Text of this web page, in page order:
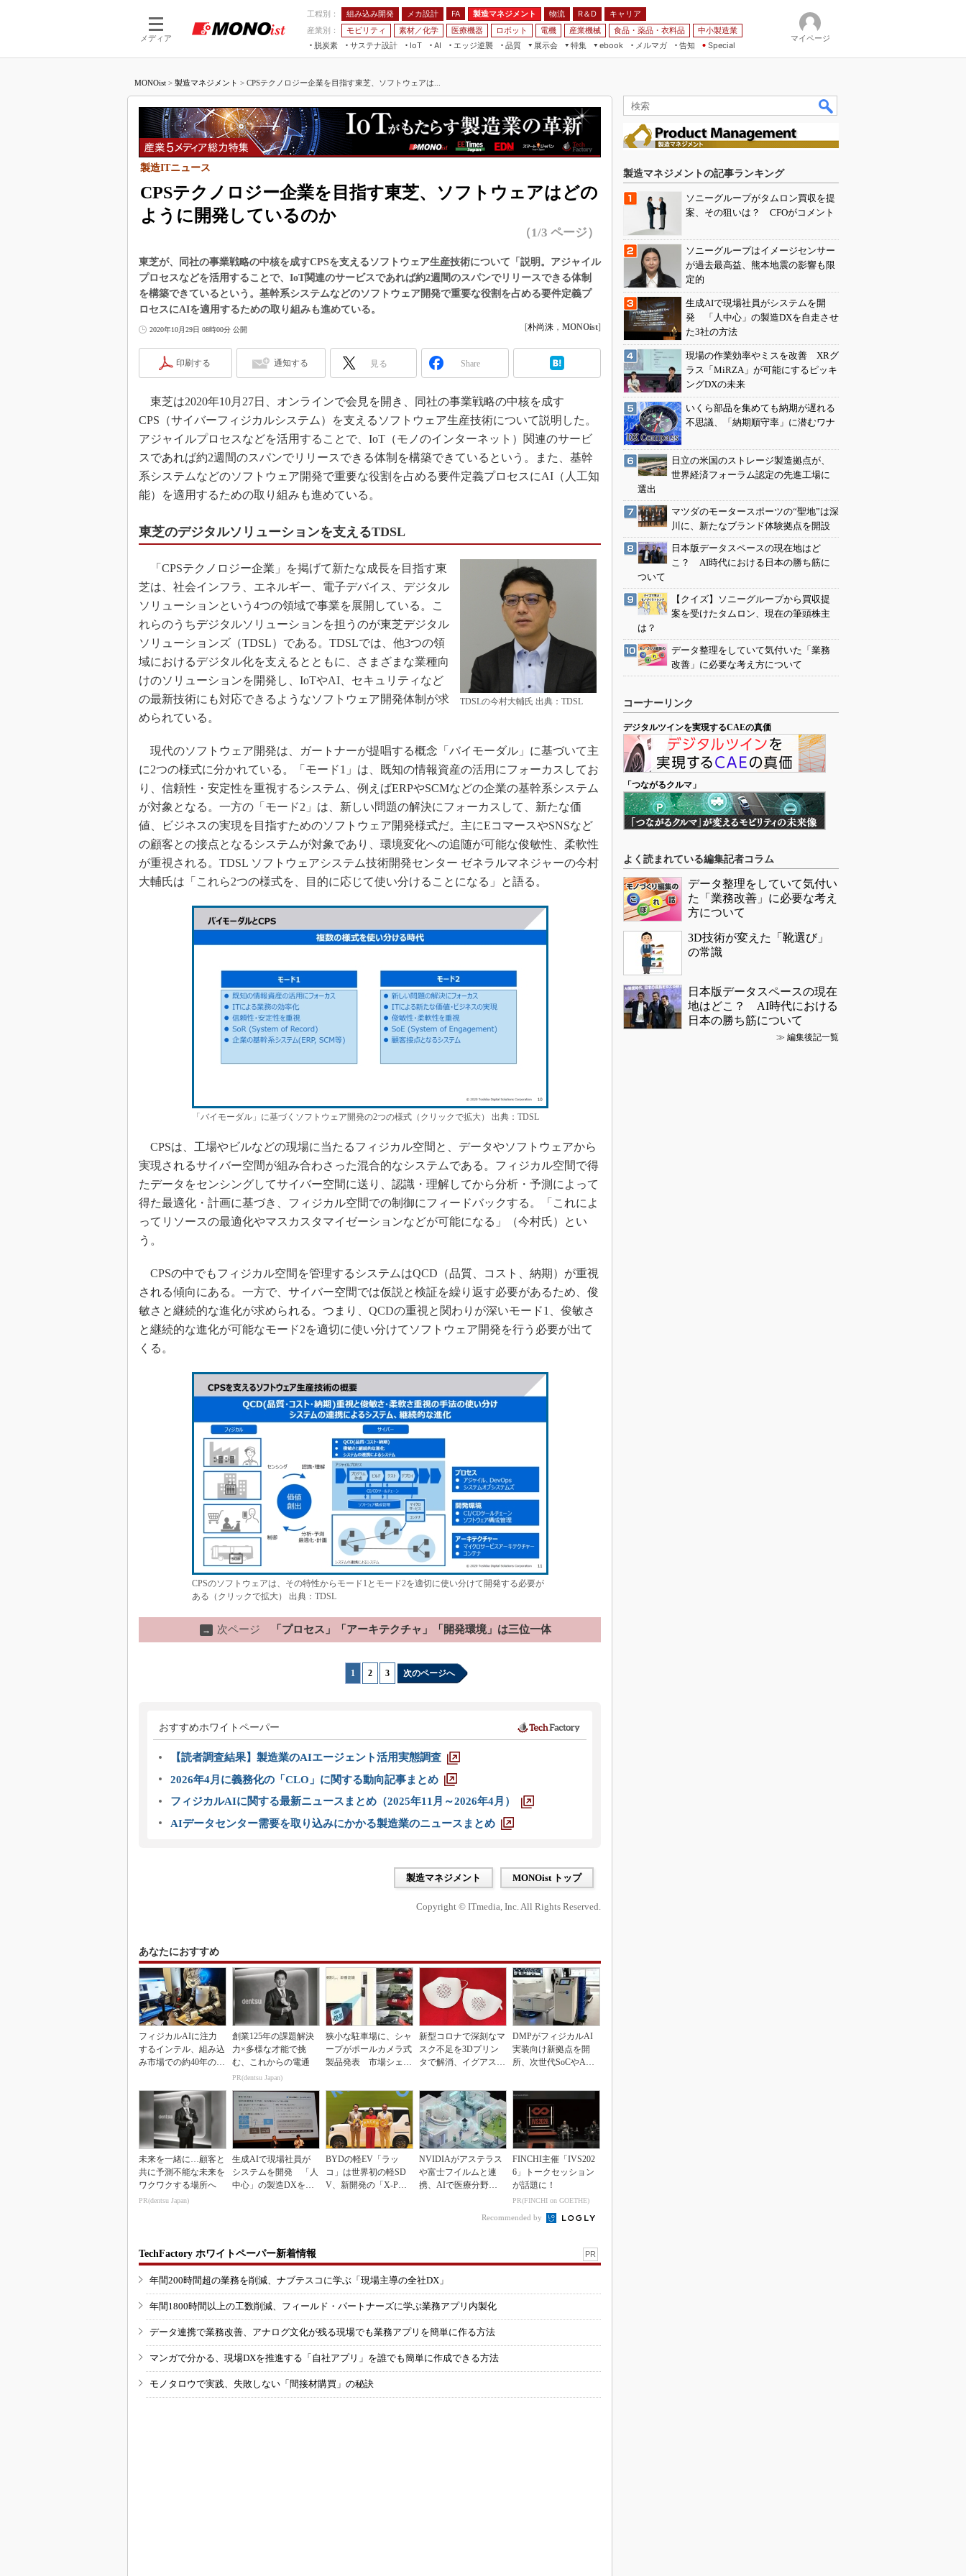
メディア
工程別： 組み込み開発 メカ設計 FA 製造マネジメント 物流 R＆D
キャリア
産業別：
モビリティ 素材／化学 医療機器 ロボット 電機 産業機械 食品・薬品・衣料品
中小製造業
脱炭素
サステナ設計
IoT
つながる工場
つながるサービス
AI
AI×設備保全
Physical AI
エッジ逆襲 品質
展示会
JIMTOF
組込み/エッジ コンピューティング
展＆IoT/5Gソリューション展
IIFES
国際ロボット展
ジャパンモビリティショー
TECHNO-FRONTIER
EdgeTech+
日本ものづくりワールド
特集
つながるクルマ
5G
VR／AR
フィールドサービス
組み込み画像技術
車載ソフト開発
ISO26262
デジタルツインとCAE
S＆OP
インダストリー4.0
イノベーション
製造業ビッグデータ
メイドインジャパン
植物工場
制御セキュリティ
新型コロナへの対応
ebook
製造マネジメント
FA
モビリティ
メルマガ
告知 Special
マイページ
MONOist > 製造マネジメント > CPSテクノロジー企業を目指す東芝、ソフトウェアは...
CPSテクノロジー企業を目指す東芝、ソフトウェアはどの
ように開発しているのか
製造ITニュース
（1/3 ページ）
東芝が、同社の事業戦略の中核を成すCPSを支えるソフトウェア生産技術について「説明。アジャイル
プロセスなどを活用することで、IoT関連のサービスであれば約2週間のスパンでリリースできる体制
を構築できているという。基幹系システムなどのソフトウェア開発で重要な役割を占める要件定義プ
ロセスにAIを適用するための取り組みも進めている。
2020年10月29日 08時00分 公開 [朴尚洙 ， MONOist]
印刷する 通知する 見る Share
東芝は2020年10月27日、オンラインで会見を開き、同社の事業戦略の中核を成す
CPS（サイバーフィジカルシステム）を支えるソフトウェア生産技術について説明した。
アジャイルプロセスなどを活用することで、IoT（モノのインターネット）関連のサービ
スであれば約2週間のスパンでリリースできる体制を構築できているという。また、基幹
系システムなどのソフトウェア開発で重要な役割を占める要件定義プロセスにAI（人工知
能）を適用するための取り組みも進めている。
東芝のデジタルソリューションを支えるTDSL
TDSLの今村大輔氏 出典：TDSL
「CPSテクノロジー企業」を掲げて新たな成長を目指す東
芝は、社会インフラ、エネルギー、電子デバイス、デジタル
ソリューションという4つの領域で事業を展開している。こ
れらのうちデジタルソリューションを担うのが東芝デジタル
ソリューションズ（TDSL）である。TDSLでは、他3つの領
域におけるデジタル化を支えるとともに、さまざまな業種向
けのソリューションを開発し、IoTやAI、セキュリティなど
の最新技術にも対応できるようなソフトウェア開発体制が求
められている。
現代のソフトウェア開発は、ガートナーが提唱する概念「バイモーダル」に基づいて主
に2つの様式に分かれている。「モード1」は、既知の情報資産の活用にフォーカスしてお
り、信頼性・安定性を重視するシステム、例えばERPやSCMなどの企業の基幹系システム
が対象となる。一方の「モード2」は、新しい問題の解決にフォーカスして、新たな価
値、ビジネスの実現を目指すためのソフトウェア開発様式だ。主にEコマースやSNSなど
の顧客との接点となるシステムが対象であり、環境変化への追随が可能な俊敏性、柔軟性
が重視される。TDSL ソフトウェアシステム技術開発センター ゼネラルマネジャーの今村
大輔氏は「これら2つの様式を、目的に応じて使い分けることになる」と語る。
「バイモーダル」に基づくソフトウェア開発の2つの様式（クリックで拡大） 出典：TDSL
CPSは、工場やビルなどの現場に当たるフィジカル空間と、データやソフトウェアから
実現されるサイバー空間が組み合わさった混合的なシステムである。フィジカル空間で得
たデータをセンシングしてサイバー空間に送り、認識・理解してから分析・予測によって
得た最適化・計画に基づき、フィジカル空間での制御にフィードバックする。「これによ
ってリソースの最適化やマスカスタマイゼーションなどが可能になる」（今村氏）とい
う。
CPSの中でもフィジカル空間を管理するシステムはQCD（品質、コスト、納期）が重視
される傾向にある。一方で、サイバー空間では仮説と検証を繰り返す必要があるため、俊
敏さと継続的な進化が求められる。つまり、QCDの重視と関わりが深いモード1、俊敏さ
と継続的な進化が可能なモード2を適切に使い分けてソフトウェア開発を行う必要が出て
くる。
CPSのソフトウェアは、その特性からモード1とモード2を適切に使い分けて開発する必要が
ある（クリックで拡大） 出典：TDSL
→ 次ページ 「プロセス」「アーキテクチャ」「開発環境」は三位一体
1 2 3 次のページへ
おすすめホワイトペーパー
【読者調査結果】製造業のAIエージェント活用実態調査
2026年4月に義務化の「CLO」に関する動向記事まとめ
フィジカルAIに関する最新ニュースまとめ（2025年11月～2026年4月）
AIデータセンター需要を取り込みにかかる製造業のニュースまとめ
製造マネジメント MONOist トップ
Copyright © ITmedia, Inc. All Rights Reserved.
あなたにおすすめ
フィジカルAIに注力
するインテル、組み込
み市場での約40年の実
創業125年の課題解決
力×多様な才能で挑
む、これからの電通
PR(dentsu Japan)
狭小な駐車場に、シャ
ープがポールカメラ式
製品発表 市場シェア
新型コロナで深刻なマ
スク不足を3Dプリン
タで解消、イグアスが
DMPがフィジカルAI
実装向け新拠点を開
所、次世代SoCやAM
未来を一緒に…顧客と
共に予測不能な未来を
ワクワクする場所へ
PR(dentsu Japan)
生成AIで現場社員が
システムを開発 「人
中心」の製造DXを自
BYDの軽EV「ラッ
コ」は世界初の軽SD
V、新開発の「X-PAC
NVIDIAがアステラス
や富士フイルムと連
携、AIで医療分野支
FINCHI主催「IVS202
6」トークセッション
が話題に！
PR(FINCHI on GOETHE)
Recommended by
TechFactory ホワイトペーパー新着情報 PR
年間200時間超の業務を削減、ナブテスコに学ぶ「現場主導の全社DX」
年間1800時間以上の工数削減、フィールド・パートナーズに学ぶ業務アプリ内製化
データ連携で業務改善、アナログ文化が残る現場でも業務アプリを簡単に作る方法
マンガで分かる、現場DXを推進する「自社アプリ」を誰でも簡単に作成できる方法
モノタロウで実践、失敗しない「間接材購買」の秘訣
製造マネジメントの記事ランキング
ソニーグループがタムロン買収を提
案、その狙いは？ CFOがコメント
ソニーグループはイメージセンサー
が過去最高益、熊本地震の影響も限
定的
生成AIで現場社員がシステムを開
発 「人中心」の製造DXを自走させ
た3社の方法
現場の作業効率やミスを改善 XRグ
ラス「MiRZA」が可能にするピッキ
ングDXの未来
いくら部品を集めても納期が遅れる
不思議、「納期順守率」に潜むワナ
日立の米国のストレージ製造拠点が、
世界経済フォーラム認定の先進工場に
選出
マツダのモータースポーツの“聖地”は深
川に、新たなブランド体験拠点を開設
日本版データスペースの現在地はど
こ？ AI時代における日本の勝ち筋に
ついて
【クイズ】ソニーグループから買収提
案を受けたタムロン、現在の筆頭株主
は？
データ整理をしていて気付いた「業務
改善」に必要な考え方について
コーナーリンク
デジタルツインを実現するCAEの真価
「つながるクルマ」
よく読まれている編集記者コラム
データ整理をしていて気付い
た「業務改善」に必要な考え
方について
3D技術が変えた「靴選び」
の常識
日本版データスペースの現在
地はどこ？ AI時代における
日本の勝ち筋について
≫ 編集後記一覧